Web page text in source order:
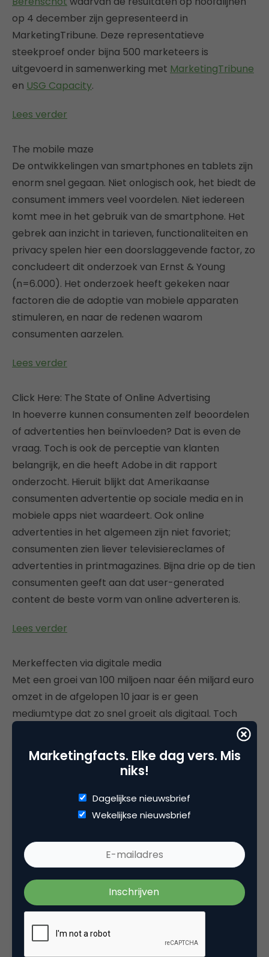
op 4 december zijn gepresenteerd in
MarketingTribune. Deze representatieve
steekproef onder bijna 500 marketeers is
uitgevoerd in samenwerking met MarketingTribune
en USG Capacity.
Lees verder
The mobile maze
De ontwikkelingen van smartphones en tablets zijn
enorm snel gegaan. Niet onlogisch ook, het biedt de
consument immers veel voordelen. Niet iedereen
komt mee in het gebruik van de smartphone. Het
gebrek aan inzicht in tarieven, functionaliteiten en
privacy spelen hier een doorslaggevende factor, zo
concludeert dit onderzoek van Ernst & Young
(n=6.000). Het onderzoek heeft gekeken naar
factoren die de adoptie van mobiele apparaten
stimuleren, en naar de redenen waarom
consumenten aarzelen.
Lees verder
Click Here: The State of Online Advertising
In hoeverre kunnen consumenten zelf beoordelen
of advertenties hen beïnvloeden? Dat is even de
vraag. Toch is ook de perceptie van klanten
belangrijk, en die heeft Adobe in dit rapport
onderzocht. Hieruit blijkt dat Amerikaanse
consumenten advertentie op sociale media en in
mobiele apps niet waardeert. Ook online
advertenties in het algemeen zijn niet favoriet;
consumenten zien liever televisiereclames of
advertenties in printmagazines. Bijna drie op de tien
consumenten geeft aan dat user-generated
content de beste vorm van online adverteren is.
Lees verder
Merkeffecten via digitale media
Met een groei van 100 miljoen naar één miljard euro
omzet in de afgelopen 10 jaar is er geen
mediumtype dat zo snel groeit als digitaal. Toch
toenemende kloof tussen adverteerders en digitale
publishers. Dit is met name zichtbaar in de rol die
merk. Er is een duidelijke toename te zien in
bestedingen op het gebied van performance. De
naamsbekendheid of imago, blijven echter ver
achter. Adverteerders raken de weg kwijt in het
digitale ecosysteem en uitgevers, reclame- en
mediabureaus weten adverteerders hier
onvoldoende in te sturen en transparantie te
bieden. Het grote potentieel van digitale media
wordt door marketeers nog onvoldoende benut.
Marketingfacts. Elke dag vers. Mis
niks!
Dagelijkse nieuwsbrief
Wekelijkse nieuwsbrief